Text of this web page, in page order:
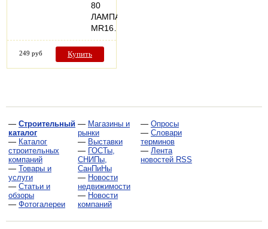
80
ЛАМПА
MR16…
249 руб Купить
— Строительный
каталог
— Каталог
строительных
компаний
— Товары и
услуги
— Статьи и
обзоры
— Фотогалереи
— Магазины и
рынки
— Выставки
— ГОСТы,
СНИПы,
СанПиНы
— Новости
недвижимости
— Новости
компаний
— Опросы
— Словари
терминов
— Лента
новостей RSS